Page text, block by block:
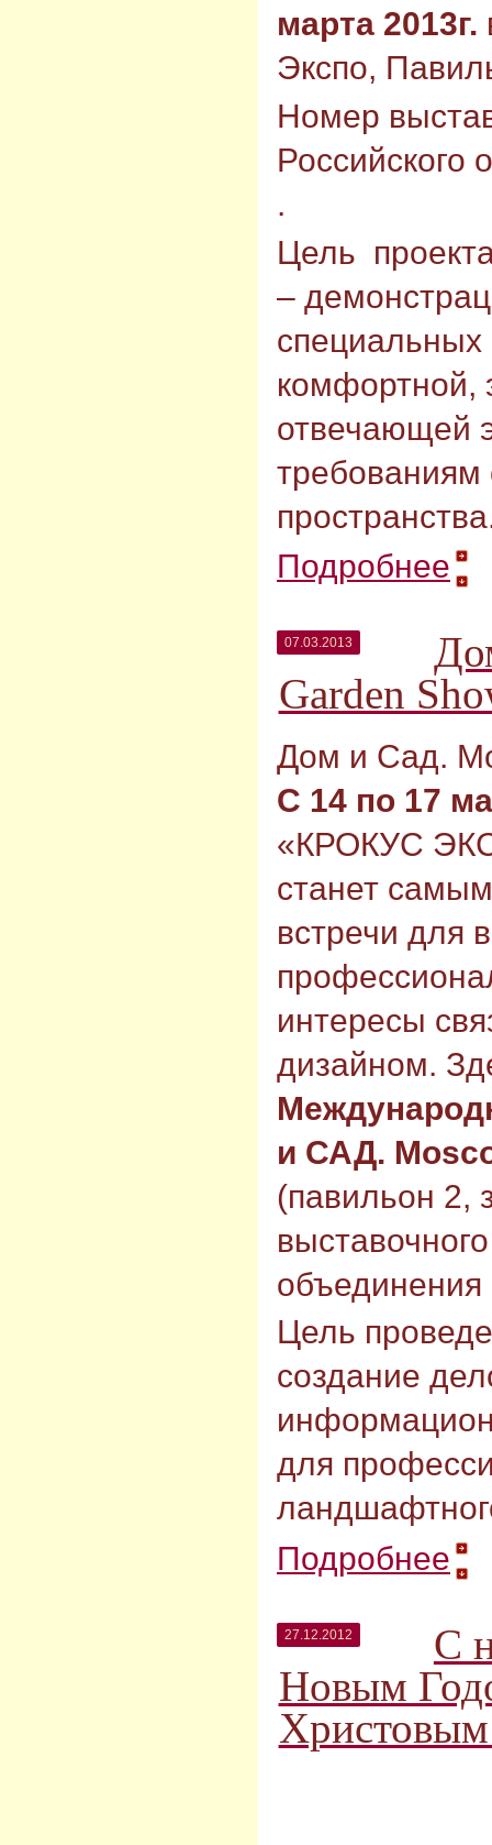
марта 2013г.
Экспо,
Номер
Российского
.
Цель
–
комфортной,
отвечающей
требованиям
Подробнее
07.03.2013
Garden
Дом и Сад.
С 14 по 17
«КРОКУС
станет
встречи для
интересы
дизайном.
и САД.
(павильон 2,
Цель
создание
для
Подробнее
27.12.2012
С
Новым